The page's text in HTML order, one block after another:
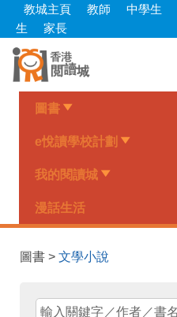
Skip
main
content
教城主頁 教師 中學生
生
家長
圖書
e悅讀學校計劃
我的閱讀城
漫話生活
圖書 > 文學小說